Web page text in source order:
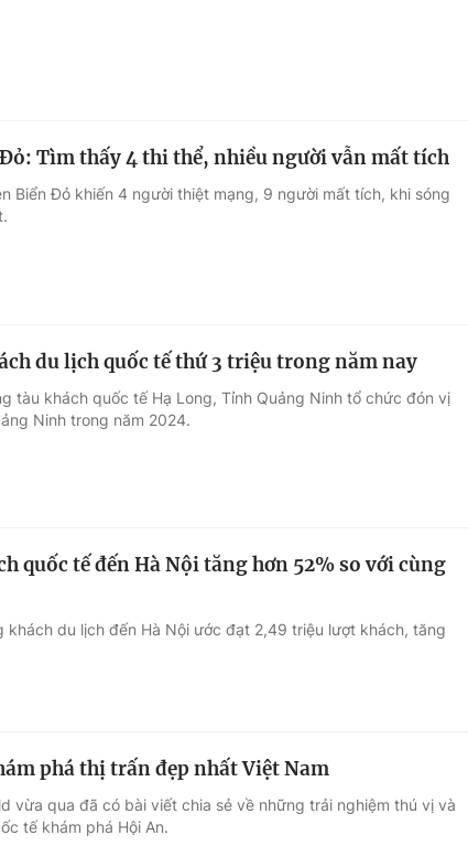
Tìm thấy 4 thi thể, nhiều người vẫn mất tích
Biển Đỏ khiến 4 người thiệt mạng, 9 người mất tích, khi sóng
du lịch quốc tế thứ 3 triệu trong năm nay
tàu khách quốc tế Hạ Long, Tỉnh Quảng Ninh tổ chức đón vị
Ninh trong năm 2024.
quốc tế đến Hà Nội tăng hơn 52% so với cùng
du lịch đến Hà Nội ước đạt 2,49 triệu lượt khách, tăng
phá thị trấn đẹp nhất Việt Nam
vừa qua đã có bài viết chia sẻ về những trải nghiệm thú vị và
tế khám phá Hội An.